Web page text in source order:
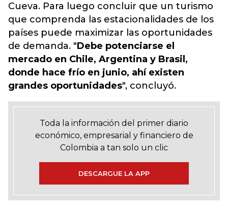
Cueva. Para luego concluir que un turismo
que comprenda las estacionalidades de los
países puede maximizar las oportunidades
de demanda. "Debe potenciarse el
mercado en Chile, Argentina y Brasil,
donde hace frío en junio, ahí existen
grandes oportunidades", concluyó.
Toda la información del primer diario
económico, empresarial y financiero de
Colombia a tan solo un clic
DESCARGUE LA APP